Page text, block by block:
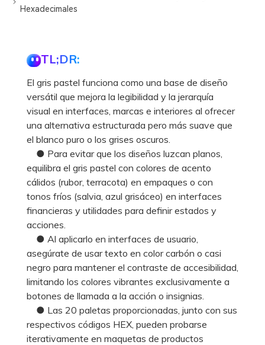
Hexadecimales
TL;DR:
El gris pastel funciona como una base de diseño
versátil que mejora la legibilidad y la jerarquía
visual en interfaces, marcas e interiores al ofrecer
una alternativa estructurada pero más suave que
el blanco puro o los grises oscuros.
● Para evitar que los diseños luzcan planos,
equilibra el gris pastel con colores de acento
cálidos (rubor, terracota) en empaques o con
tonos fríos (salvia, azul grisáceo) en interfaces
financieras y utilidades para definir estados y
acciones.
● Al aplicarlo en interfaces de usuario,
asegúrate de usar texto en color carbón o casi
negro para mantener el contraste de accesibilidad,
limitando los colores vibrantes exclusivamente a
botones de llamada a la acción o insignias.
● Las 20 paletas proporcionadas, junto con sus
respectivos códigos HEX, pueden probarse
iterativamente en maquetas de productos